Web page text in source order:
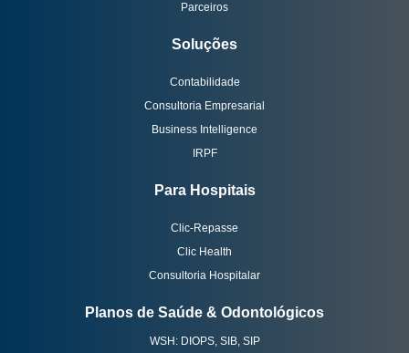
Parceiros
Soluções
Contabilidade
Consultoria Empresarial
Business Intelligence
IRPF
Para Hospitais
Clic-Repasse
Clic Health
Consultoria Hospitalar
Planos de Saúde & Odontológicos
WSH: DIOPS, SIB, SIP